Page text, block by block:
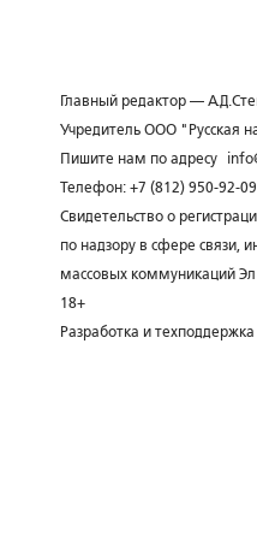
Главный редактор —
Учредитель ООО "Русская
Пишите нам по адресу
Телефон: +7 (812) 950-92-09
Свидетельство о
по надзору в сфере связи,
массовых коммуникаций
18+
Разработка и